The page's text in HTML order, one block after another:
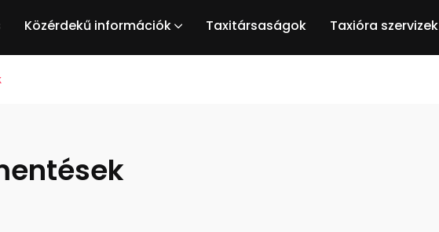
Közérdekű információk Taxitársaságok Taxióra szervizek